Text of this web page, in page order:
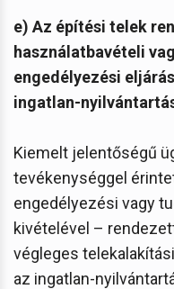
e) Az építési telek
használatbavételi
engedélyezési
ingatlan-
Kiemelt jelentőségű
tevékenységgel
engedélyezési vagy
kivételével –
végleges
az ingatlan-